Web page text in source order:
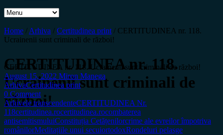
Home / Arhiva / Certitudinea print / CERTITUDINEA nr. 118.
Ucrainenii sunt criminali de război!
CERTITUDINEA nr. 118.
Ucrainenii sunt criminali de
război!
CERTITUDINEA nr. 118. Ucrainenii sunt criminali de război!
August 15, 2022 Miron Manega
ArhivaCertitudinea print
0 Comment
Arhivele transcendenteCERTITUDINEA Nr.
118certitudinea.rocertitudinea.rocombaterea
antisemitismuluiConstituția Cetățenilorcrime ale evreilor împotriva
românilorMeditațiile unui secuiortodoxRondeluri pelasge